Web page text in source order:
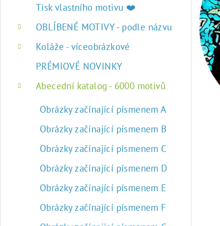
Tisk vlastního motivu ❤️
OBLÍBENÉ MOTIVY - podle názvu
Koláže - víceobrázkové
PRÉMIOVÉ NOVINKY
Abecední katalog - 6000 motivů
Obrázky začínající písmenem A
Obrázky začínající písmenem B
Obrázky začínající písmenem C
Obrázky začínající písmenem D
Obrázky začínající písmenem E
Obrázky začínající písmenem F